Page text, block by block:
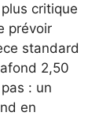
critique
prévoir
standard
2,50
: un
en